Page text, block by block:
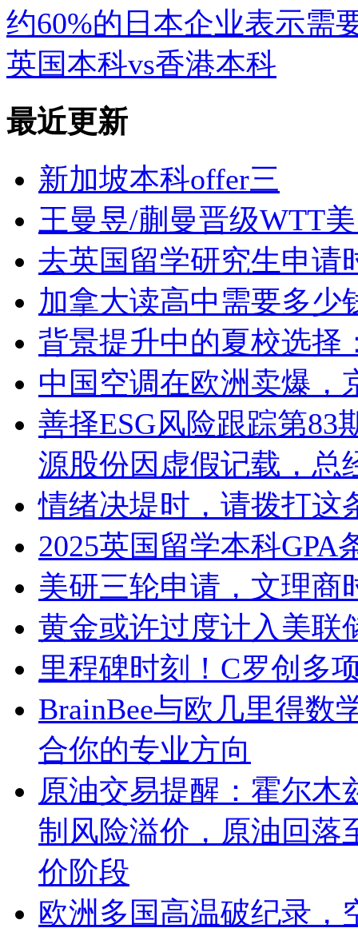
约60%的日本企业表示需
英国本科vs香港本科
最近更新
新加坡本科offer三
王曼昱/蒯曼晋级WTT
去英国留学研究生申请
加拿大读高中需要多少
背景提升中的夏校选择
中国空调在欧洲卖爆，
善择ESG风险跟踪第83
源股份因虚假记载，总
情绪决堤时，请拨打这
2025英国留学本科GPA
美研三轮申请，文理商
黄金或许过度计入美联
里程碑时刻！C罗创多
BrainBee与欧几里得数
合你的专业方向
原油交易提醒：霍尔木
制风险溢价，原油回落
价阶段
欧洲多国高温破纪录，